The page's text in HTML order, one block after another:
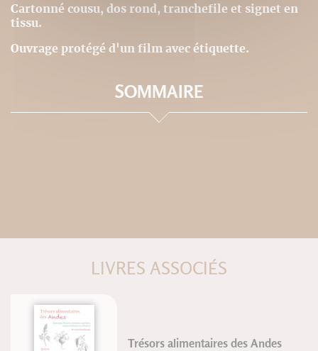
Cartonné cousu, dos rond, tranchefile et signet en
tissu.
Ouvrage protégé d'un film avec étiquette.
SOMMAIRE
LIVRES ASSOCIÉS
Trésors alimentaires des Andes